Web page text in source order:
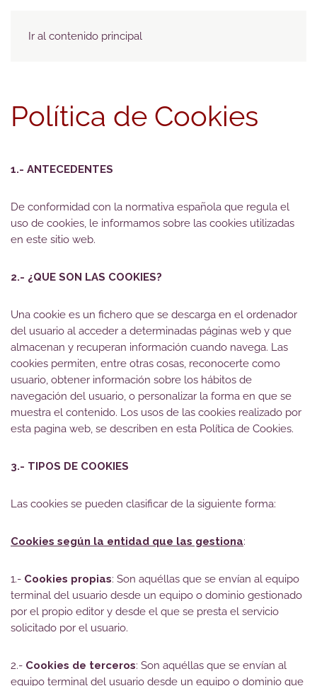
Ir al contenido principal
Menú
Política de Cookies
1.- ANTECEDENTES
De conformidad con la normativa española que regula el
uso de cookies, le informamos sobre las cookies utilizadas
en este sitio web.
2.- ¿QUE SON LAS COOKIES?
Una cookie es un fichero que se descarga en el ordenador
del usuario al acceder a determinadas páginas web y que
almacenan y recuperan información cuando navega. Las
cookies permiten, entre otras cosas, reconocerte como
usuario, obtener información sobre los hábitos de
navegación del usuario, o personalizar la forma en que se
muestra el contenido. Los usos de las cookies realizado por
esta pagina web, se describen en esta Política de Cookies.
3.- TIPOS DE COOKIES
Las cookies se pueden clasificar de la siguiente forma:
Cookies según la entidad que las gestiona:
1.- Cookies propias: Son aquéllas que se envían al equipo
terminal del usuario desde un equipo o dominio gestionado
por el propio editor y desde el que se presta el servicio
solicitado por el usuario.
2.- Cookies de terceros: Son aquéllas que se envían al
equipo terminal del usuario desde un equipo o dominio que